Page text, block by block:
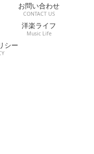
お問い合わせ
CONTACT US
洋楽ライフ
Music Life
シー